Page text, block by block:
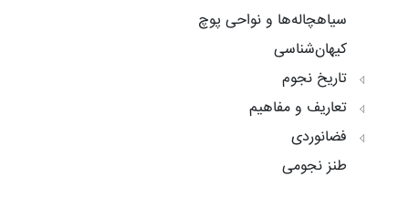
سیاهچاله‌ها و نواحی پوچ
کیهان‌شناسی
تاریخ نجوم
تعاریف و مفاهیم
فضانوردی
طنز نجومی